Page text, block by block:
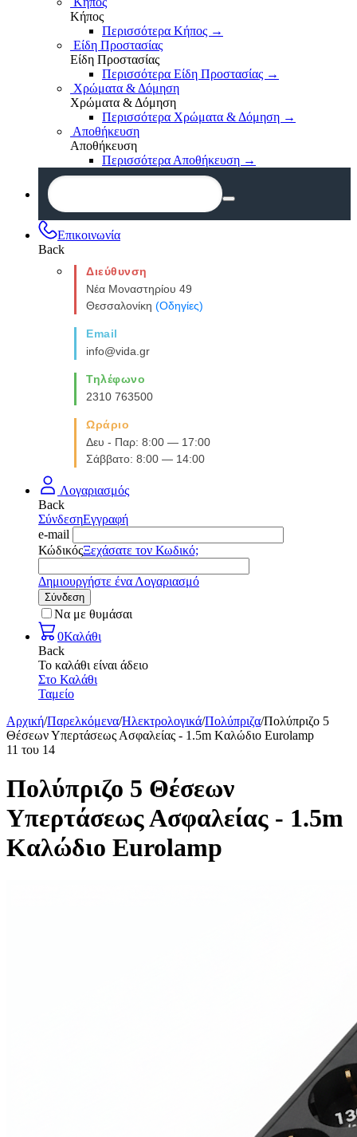
Κήπος
Περισσότερα Κήπος →
Είδη Προστασίας
Είδη Προστασίας
Περισσότερα Είδη Προστασίας →
Χρώματα & Δόμηση
Χρώματα & Δόμηση
Περισσότερα Χρώματα & Δόμηση →
Αποθήκευση
Αποθήκευση
Περισσότερα Αποθήκευση →
Επικοινωνία
Back
Διεύθυνση
Νέα Μοναστηρίου 49
Θεσσαλονίκη (Οδηγίες)
Email
info@vida.gr
Τηλέφωνο
2310 763500
Ωράριο
Δευ - Παρ: 8:00 — 17:00
Σάββατο: 8:00 — 14:00
Λογαριασμός
Back
ΣύνδεσηΕγγραφή
e-mail
ΚώδικόςΞεχάσατε τον Κωδικό;
Δημιουργήστε ένα Λογαριασμό
Σύνδεση
Να με θυμάσαι
0Καλάθι
Back
Το καλάθι είναι άδειο
Στο Καλάθι
Ταμείο
Αρχική/Παρελκόμενα/Ηλεκτρολογικά/Πολύπριζα/Πολύπριζο 5
Θέσεων Υπερτάσεως Ασφαλείας - 1.5m Kαλώδιο Eurolamp
11 του 14
Πολύπριζο 5 Θέσεων
Υπερτάσεως Ασφαλείας - 1.5m
Kαλώδιο Eurolamp